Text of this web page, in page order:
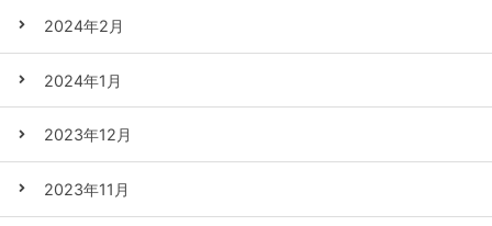
2024年2月
2024年1月
2023年12月
2023年11月